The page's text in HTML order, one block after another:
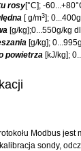
rosy[°C]; -
[ g/m3];
[g/kg];0...550g/kg
[g/kg];
powietrza [kJ/kg];
Modbus
sondy,